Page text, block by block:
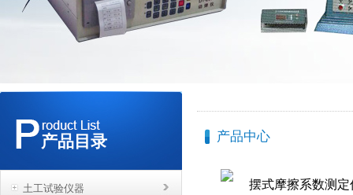
产品目录
土工试验仪器
产品中心
摆式摩擦系数测定